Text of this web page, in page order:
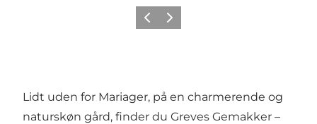
Forrige billede
Næste billede
Lidt uden for Mariager, på en charmerende og
naturskøn gård, finder du Greves Gemakker –